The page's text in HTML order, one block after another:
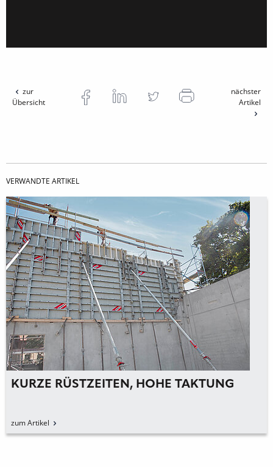
zur
Übersicht
nächster
Artikel
VERWANDTE ARTIKEL
KURZE RÜSTZEITEN, HOHE TAKTUNG
zum Artikel